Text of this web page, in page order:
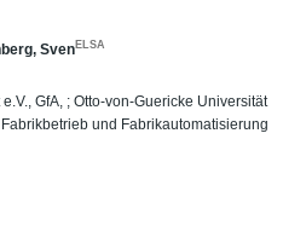
SvenELSA
GfA, ; Otto-von-Guericke Universität
und Fabrikautomatisierung